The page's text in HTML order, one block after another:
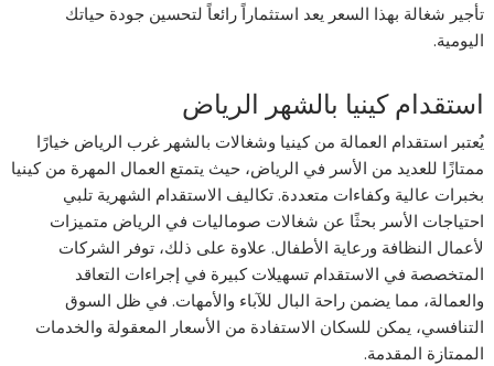
تأجير شغالة بهذا السعر يعد استثماراً رائعاً لتحسين جودة حياتك
اليومية.
استقدام كينيا بالشهر الرياض
يُعتبر استقدام العمالة من كينيا وشغالات بالشهر غرب الرياض خيارًا
ممتازًا للعديد من الأسر في الرياض، حيث يتمتع العمال المهرة من كينيا
بخبرات عالية وكفاءات متعددة. تكاليف الاستقدام الشهرية تلبي
احتياجات الأسر بحثًا عن شغالات صوماليات في الرياض متميزات
لأعمال النظافة ورعاية الأطفال. علاوة على ذلك، توفر الشركات
المتخصصة في الاستقدام تسهيلات كبيرة في إجراءات التعاقد
والعمالة، مما يضمن راحة البال للآباء والأمهات. في ظل السوق
التنافسي، يمكن للسكان الاستفادة من الأسعار المعقولة والخدمات
الممتازة المقدمة.